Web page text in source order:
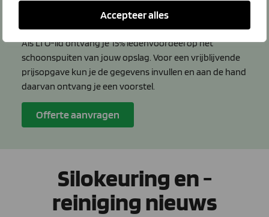
Accepteer alles
Wil je je mestopslag laten reinigen
met korting?
Als LTO-lid ontvang je 15% ledenvoordeel op het
schoonspuiten van jouw opslag. Voor een vrijblijvende
prijsopgave kun je de gegevens invullen en aan de hand
daarvan ontvang je een voorstel.
Offerte aanvragen
Silokeuring en -
reiniging nieuws